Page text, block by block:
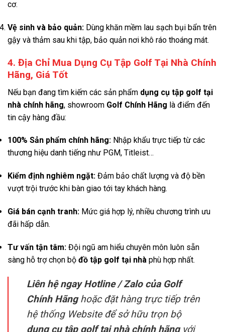
cơ.
Vệ sinh và bảo quản: Dùng khăn mềm lau sạch bụi bẩn trên
gậy và thảm sau khi tập, bảo quản nơi khô ráo thoáng mát.
4. Địa Chỉ Mua Dụng Cụ Tập Golf Tại Nhà Chính
Hãng, Giá Tốt
Nếu bạn đang tìm kiếm các sản phẩm dụng cụ tập golf tại
nhà chính hãng, showroom Golf Chính Hãng là điểm đến
tin cậy hàng đầu:
100% Sản phẩm chính hãng: Nhập khẩu trực tiếp từ các
thương hiệu danh tiếng như PGM, Titleist…
Kiểm định nghiêm ngặt: Đảm bảo chất lượng và độ bền
vượt trội trước khi bàn giao tới tay khách hàng.
Giá bán cạnh tranh: Mức giá hợp lý, nhiều chương trình ưu
đãi hấp dẫn.
Tư vấn tận tâm: Đội ngũ am hiểu chuyên môn luôn sẵn
sàng hỗ trợ chọn bộ đồ tập golf tại nhà phù hợp nhất.
Liên hệ ngay Hotline / Zalo của Golf
Chính Hãnghoặc đặt hàng trực tiếp trên
hệ thống Website để sở hữu trọn bộ
dụng cụ tập golf tại nhà chính hãngvới